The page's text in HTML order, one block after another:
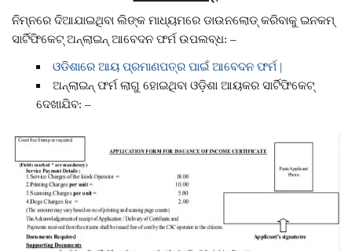
ନିମ୍ନରେ ଦିଆଯାଇଥିବା ଲିଙ୍କ ମାଧ୍ୟମରେ ଡାଉନଲୋଡ୍ କରିବାକୁ ଇନକମ୍
ସାର୍ଟିଫିକେଟ୍ ଅନ୍ଲାଇନ୍ ଆବେଦନ ଫର୍ମ ଉପଲବ୍ଧ: –
ଓଡିଶାରେ ଆୟ ପ୍ରମାଣପତ୍ର ପାଇଁ ଆବେଦନ ଫର୍ମ |
ଅନ୍ଲାଇନ୍ ଫର୍ମ ଲାଗୁ ହୋଇଥିବା ଓଡ଼ିଶା ଆୟକର ସାର୍ଟିଫିକେଟ୍
ଦେଖାଯିବ: –